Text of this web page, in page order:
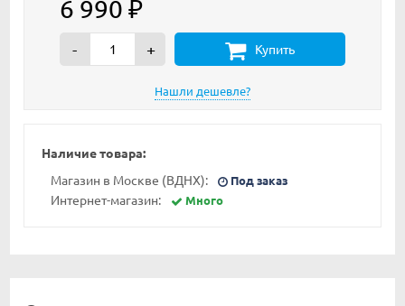
6 990 ₽
- + Купить
Наличие товара:
Магазин в Москве (ВДНХ):
Под заказ
Интернет-магазин: Много